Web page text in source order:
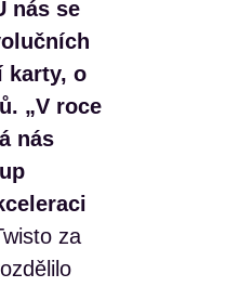
nás se
karty, o
„V roce
nás
za